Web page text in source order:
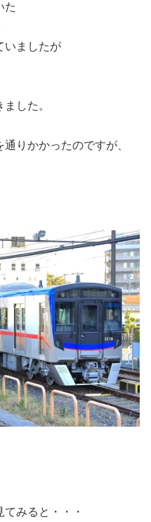
た
いましたが
した。
りかかったのですが、
みると・・・